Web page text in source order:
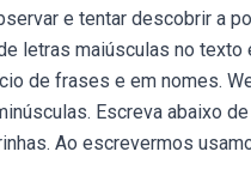
e tentar descobrir a
letras maiúsculas no
de frases e em nomes.
Escreva abaixo
Ao escrevermos